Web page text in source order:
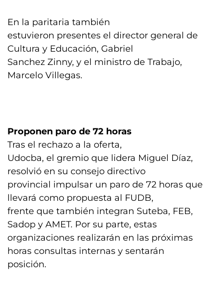
En la paritaria también
estuvieron presentes el director general de
Cultura y Educación, Gabriel
Sanchez Zinny, y el ministro de Trabajo,
Marcelo Villegas.
Proponen paro de 72 horas
Tras el rechazo a la oferta,
Udocba, el gremio que lidera Miguel Díaz,
resolvió en su consejo directivo
provincial impulsar un paro de 72 horas que
llevará como propuesta al FUDB,
frente que también integran Suteba, FEB,
Sadop y AMET. Por su parte, estas
organizaciones realizarán en las próximas
horas consultas internas y sentarán
posición.